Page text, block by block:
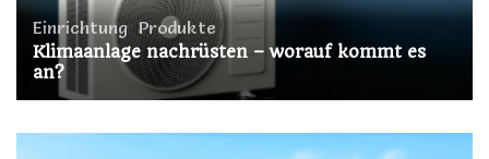
Einrichtung ,Produkte
Klimaanlage nachrüsten – worauf kommt es
an?